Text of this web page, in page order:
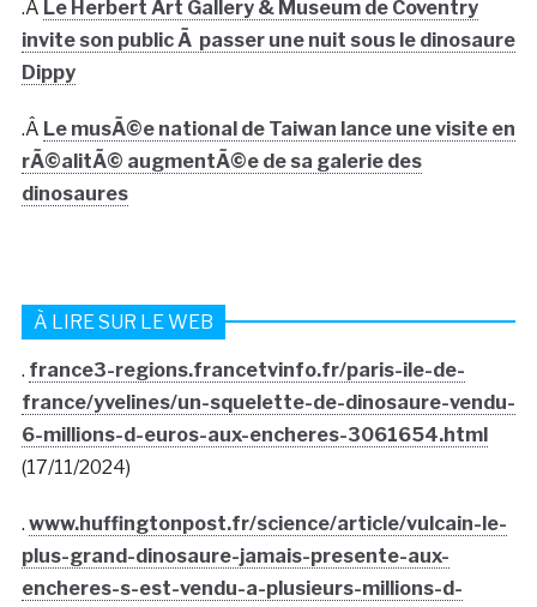
.Â Le Herbert Art Gallery & Museum de Coventry
invite son public Ã passer une nuit sous le dinosaure
Dippy
.Â Le musÃ©e national de Taiwan lance une visite en
rÃ©alitÃ© augmentÃ©e de sa galerie des
dinosaures
À LIRE SUR LE WEB
. france3-regions.francetvinfo.fr/paris-ile-de-
france/yvelines/un-squelette-de-dinosaure-vendu-
6-millions-d-euros-aux-encheres-3061654.html
(17/11/2024)
. www.huffingtonpost.fr/science/article/vulcain-le-
plus-grand-dinosaure-jamais-presente-aux-
encheres-s-est-vendu-a-plusieurs-millions-d-